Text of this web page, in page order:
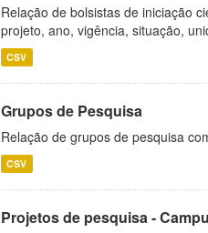
Relação de bolsistas de iniciação
projeto, ano, vigência, situação,
CSV
Grupos de Pesquisa
Relação de grupos de pesquisa
CSV
Projetos de pesquisa -